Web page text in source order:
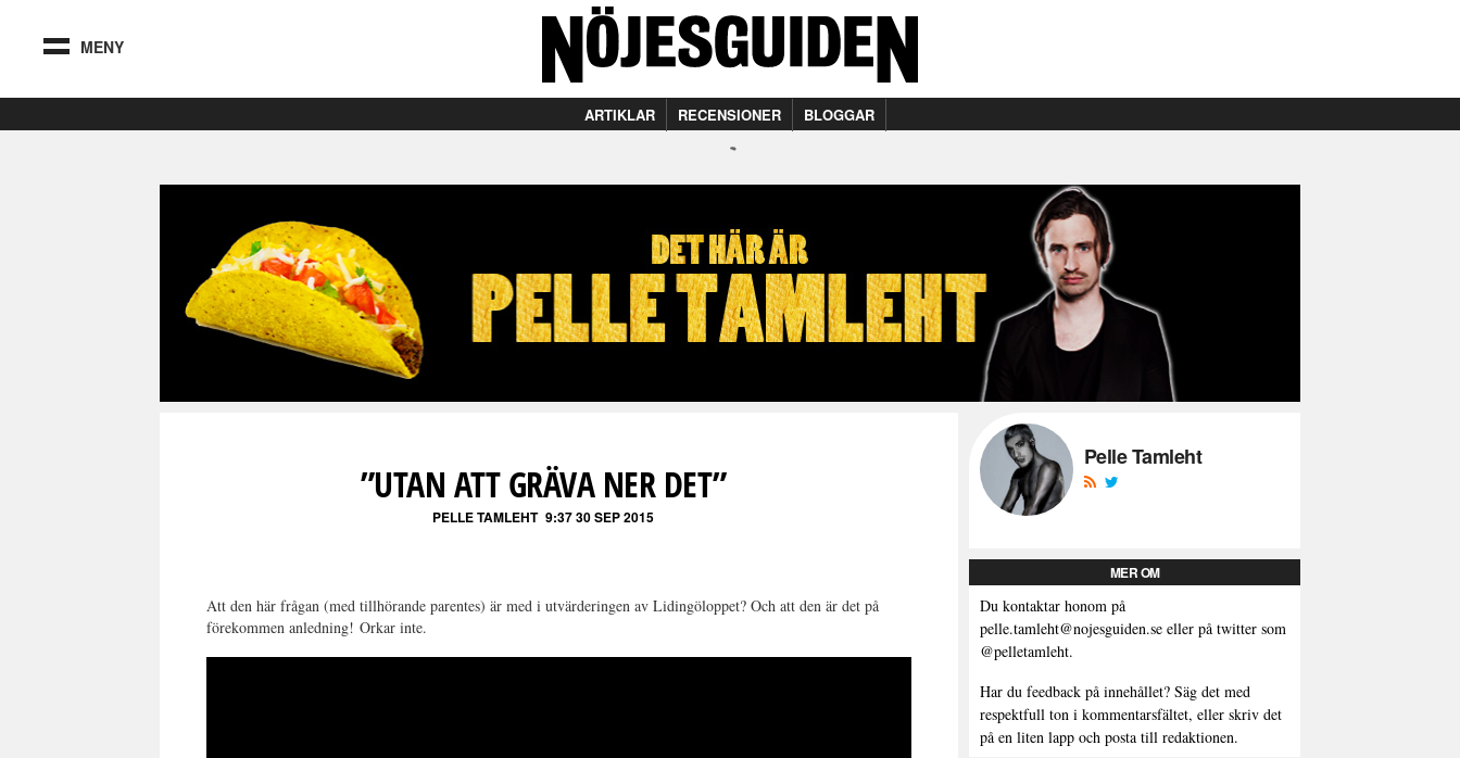
MENY
ARTIKLAR RECENSIONER BLOGGAR
”UTAN ATT GRÄVA NER DET”
PELLE TAMLEHT 9:37 30 SEP 2015
Att den här frågan (med tillhörande parentes) är med i utvärderingen av Lidingöloppet? Och att den är det på
förekommen anledning!Orkar inte.
Pelle Tamleht
MER OM
Du kontaktar honom på
pelle.tamleht@nojesguiden.se eller på twitter som
@pelletamleht.
Har du feedback på innehållet? Säg det med
respektfull ton i kommentarsfältet, eller skriv det
på en liten lapp och posta till redaktionen.